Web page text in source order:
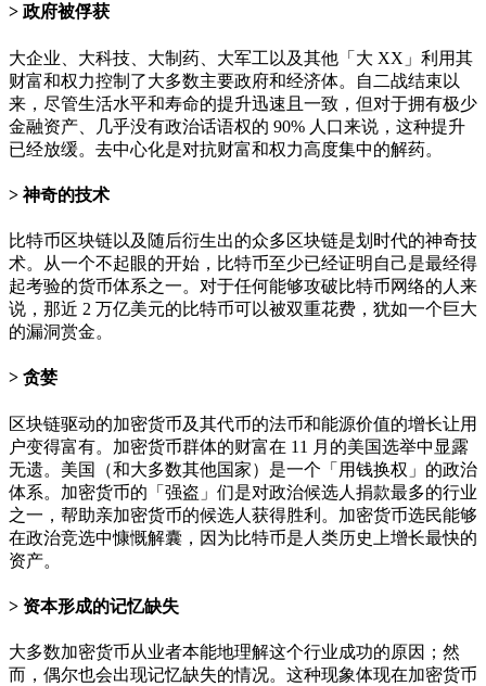
政府被俘获
大企业、大科技、大制药、大军工以及其他「大 XX」利用其
财富和权力控制了大多数主要政府和经济体。自二战结束以
来，尽管生活水平和寿命的提升迅速且一致，但对于拥有极少
金融资产、几乎没有政治话语权的 90% 人口来说，这种提升
已经放缓。去中心化是对抗财富和权力高度集中的解药。
神奇的技术
比特币区块链以及随后衍生出的众多区块链是划时代的神奇技
术。从一个不起眼的开始，比特币至少已经证明自己是最经得
起考验的货币体系之一。对于任何能够攻破比特币网络的人来
说，那近 2 万亿美元的比特币可以被双重花费，犹如一个巨大
的漏洞赏金。
贪婪
区块链驱动的加密货币及其代币的法币和能源价值的增长让用
户变得富有。加密货币群体的财富在 11 月的美国选举中显露
无遗。美国（和大多数其他国家）是一个「用钱换权」的政治
体系。加密货币的「强盗」们是对政治候选人捐款最多的行业
之一，帮助亲加密货币的候选人获得胜利。加密货币选民能够
在政治竞选中慷慨解囊，因为比特币是人类历史上增长最快的
资产。
资本形成的记忆缺失
大多数加密货币从业者本能地理解这个行业成功的原因；然
而，偶尔也会出现记忆缺失的情况。这种现象体现在加密货币